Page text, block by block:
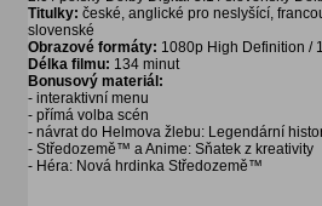
Titulky: české, anglické pro neslyšící,
slovenské
Obrazové formáty: 1080p High Definition /
Délka filmu: 134 minut
Bonusový materiál:
- interaktivní menu
- přímá volba scén
- návrat do Helmova žlebu: Legendární
- Středozemě™ a Anime: Sňatek z kreativity
- Héra: Nová hrdinka Středozemě™